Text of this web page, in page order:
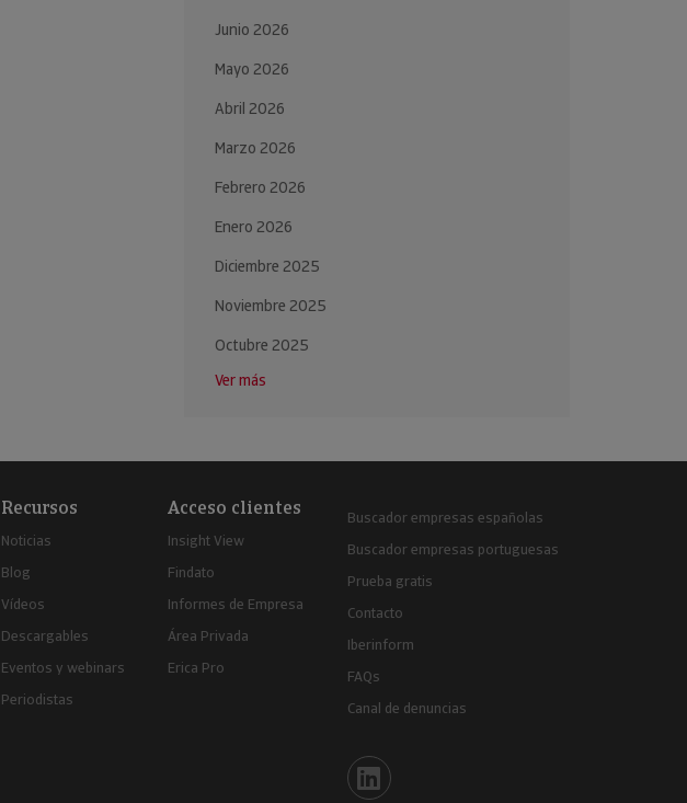
Junio 2026
Mayo 2026
Abril 2026
Marzo 2026
Febrero 2026
Enero 2026
Diciembre 2025
Noviembre 2025
Octubre 2025
Ver más
Recursos
Noticias
Blog
Vídeos
Descargables
Eventos y webinars
Periodistas
Acceso clientes
Insight View
Findato
Informes de Empresa
Área Privada
Erica Pro
Buscador empresas españolas
Buscador empresas portuguesas
Prueba gratis
Contacto
Iberinform
FAQs
Canal de denuncias
Iberinform en Linkedin